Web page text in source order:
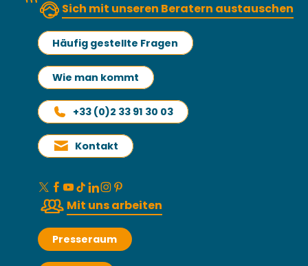
Sich mit unseren Beratern austauschen
Häufig gestellte Fragen
Wie man kommt
+33 (0)2 33 91 30 03
Kontakt
Mit uns arbeiten
Presseraum